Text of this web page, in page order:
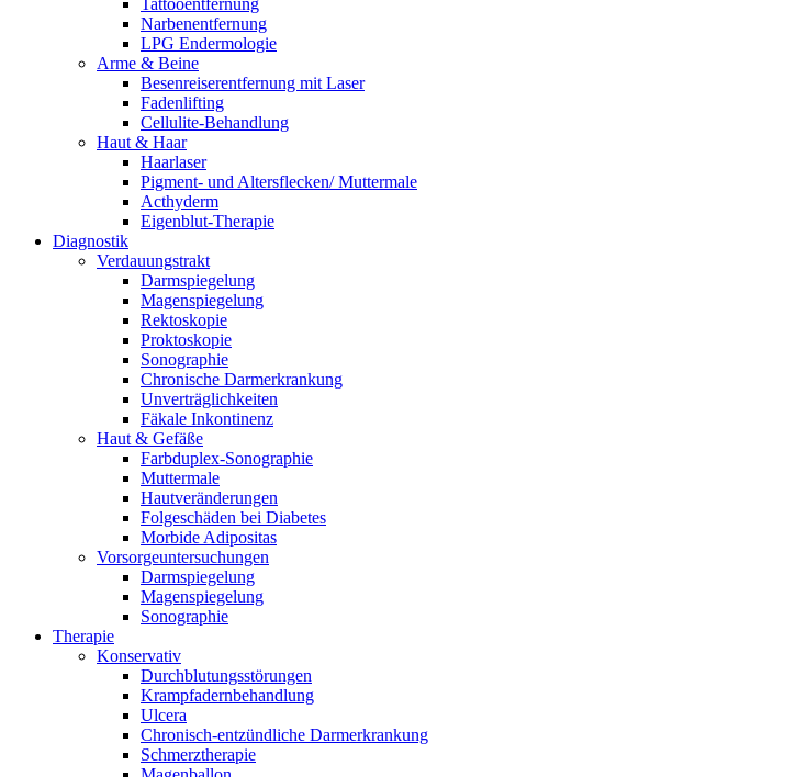
Tattooentfernung
Narbenentfernung
LPG Endermologie
Arme & Beine
Besenreiserentfernung mit Laser
Fadenlifting
Cellulite-Behandlung
Haut & Haar
Haarlaser
Pigment- und Altersflecken/ Muttermale
Acthyderm
Eigenblut-Therapie
Diagnostik
Verdauungstrakt
Darmspiegelung
Magenspiegelung
Rektoskopie
Proktoskopie
Sonographie
Chronische Darmerkrankung
Unverträglichkeiten
Fäkale Inkontinenz
Haut & Gefäße
Farbduplex-Sonographie
Muttermale
Hautveränderungen
Folgeschäden bei Diabetes
Morbide Adipositas
Vorsorgeuntersuchungen
Darmspiegelung
Magenspiegelung
Sonographie
Therapie
Konservativ
Durchblutungsstörungen
Krampfadernbehandlung
Ulcera
Chronisch-entzündliche Darmerkrankung
Schmerztherapie